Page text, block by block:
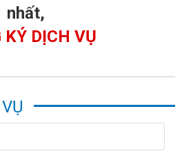
nhất,
DỊCH VỤ